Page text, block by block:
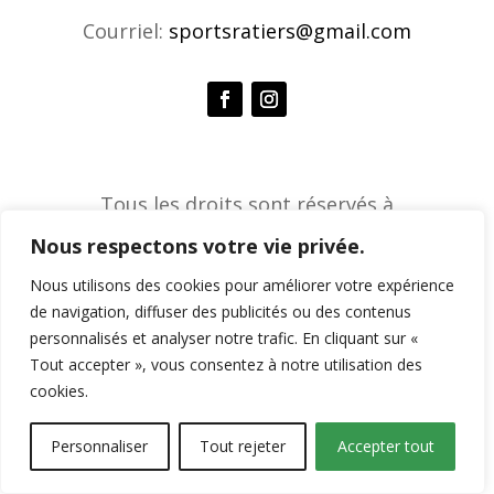
Nous respectons votre vie privée.
Nous utilisons des cookies pour améliorer votre expérience
de navigation, diffuser des publicités ou des contenus
personnalisés et analyser notre trafic. En cliquant sur «
Tout accepter », vous consentez à notre utilisation des
cookies.
Personnaliser Tout rejeter Accepter tout
Courriel: sportsratiers@gmail.com
Tous les droits sont réservés à
Agence créative Constella